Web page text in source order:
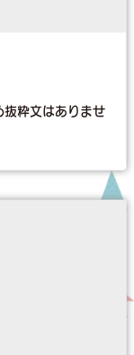
抜粋文はありませ